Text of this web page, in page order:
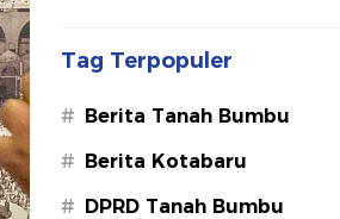
Tag Terpopuler
# Berita Tanah Bumbu
# Berita Kotabaru
# DPRD Tanah Bumbu